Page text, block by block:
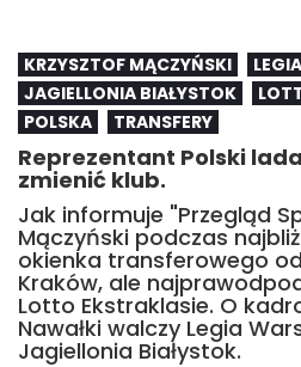
KRZYSZTOF MĄCZYŃSKI
JAGIELLONIA BIAŁYSTOK
POLSKA
TRANSFERY
Reprezentant Polski
zmienić klub.
Jak informuje "Przegląd
Mączyński podczas
okienka transferowego
Kraków, ale
Lotto Ekstraklasie. O
Nawałki walczy Legia
Jagiellonia Białystok.